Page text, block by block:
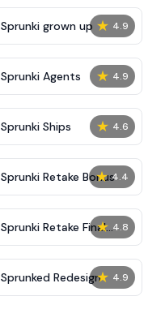
★ 4.9
Sprunki grown up
★ 4.9
Sprunki Agents
★ 4.6
Sprunki Ships
★ 4.4
Sprunki Retake Bonus
★ 4.8
Sprunki Retake Final
Update
★ 4.9
Sprunked Redesign